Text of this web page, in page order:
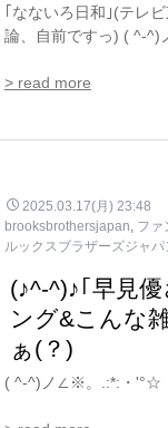
｢なないろ日和｣(テレ
論、自前ですっ) ( ^-
> read more
2025.03.17(月) 23:48
brooksbrothersjapan, ファ
ルックスブラザーズジャパ
(♪^-^)♪｢早見
ング&こんな
ぁ(？)
( ^-^)ノ∠※。.:*:・'°☆